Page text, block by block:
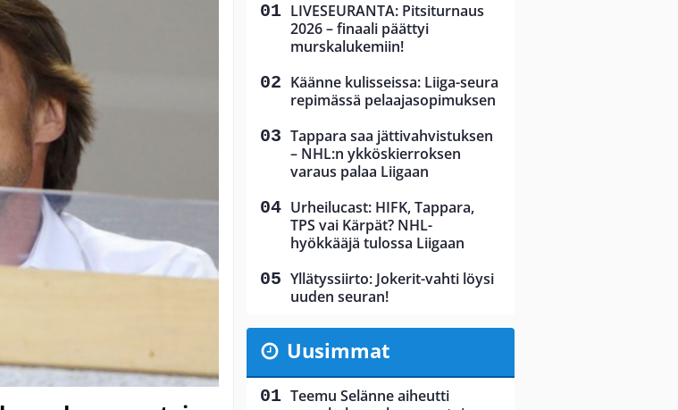
LIVESEURANTA: Pitsiturnaus
2026 – finaali päättyi
murskalukemiin!
Käänne kulisseissa: Liiga-seura
repimässä pelaajasopimuksen
Tappara saa jättivahvistuksen
– NHL:n ykköskierroksen
varaus palaa Liigaan
Urheilucast: HIFK, Tappara,
TPS vai Kärpät? NHL-
hyökkääjä tulossa Liigaan
Yllätyssiirto: Jokerit-vahti löysi
uuden seuran!
Uusimmat
Teemu Selänne aiheutti